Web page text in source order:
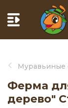
Ферма
дерево"